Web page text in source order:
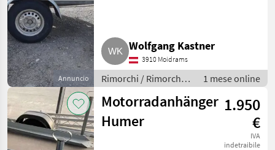
Annuncio
Wolfgang Kastner
3910 Moidrams
Rimorchi / Rimorchi
per auto
1 mese online
Motorradanhänger
Humer
1.950
€
IVA
indetraibile